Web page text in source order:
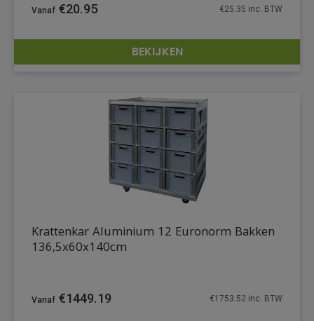
DETAILS
€20.95 €25.35 inc. BTW
BEKIJKEN
Krattenkar Aluminium 12 Euronorm Bakken
136,5x60x140cm
€1449.19 €1753.52 inc. BTW